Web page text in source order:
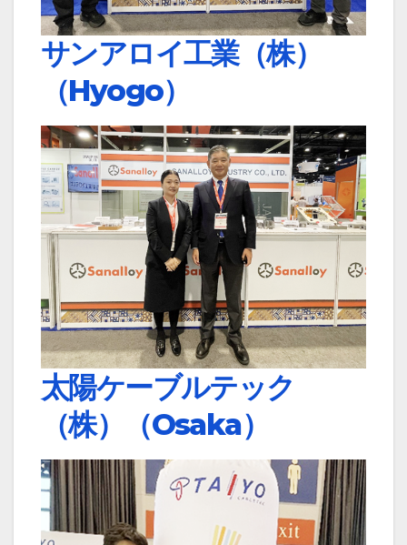
サンアロイ工業（株）
（Hyogo）
太陽ケーブルテック
（株）（Osaka）